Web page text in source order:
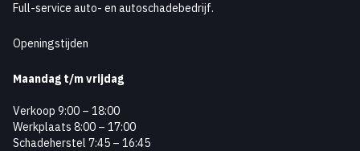
Full-service auto- en autoschadebedrijf.
Openingstijden
Maandag t/m vrijdag
Verkoop 9:00 – 18:00
Werkplaats 8:00 – 17:00
Schadeherstel 7:45 – 16:45